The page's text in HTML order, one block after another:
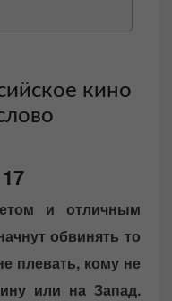
кино
и отличным
обвинять то
плевать, кому не
или на Запад.